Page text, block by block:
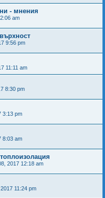
- мнения
am
9:56 pm
11:11 am
8:30 pm
3:13 pm
8:03 am
2017 12:18 am
11:24 pm